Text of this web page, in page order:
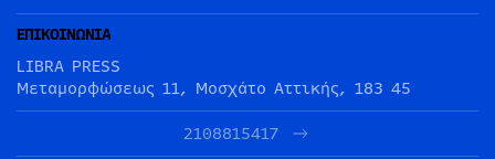
ΕΠΙΚΟΙΝΩΝΙΑ
LIBRA PRESS
Μεταμορφώσεως 11, Μοσχάτο Αττικής, 183 45
2108815417